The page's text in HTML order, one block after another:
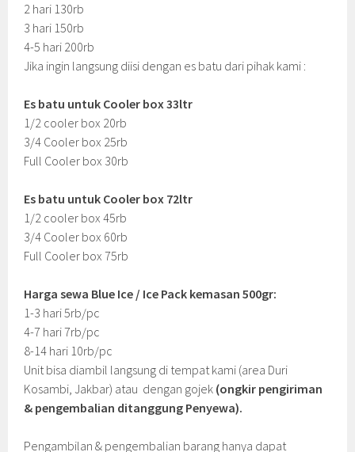
2 hari 130rb
3 hari 150rb
4-5 hari 200rb
Jika ingin langsung diisi dengan es batu dari pihak kami :
Es batu untuk Cooler box 33ltr
1/2 cooler box 20rb
3/4 Cooler box 25rb
Full Cooler box 30rb
Es batu untuk Cooler box 72ltr
1/2 cooler box 45rb
3/4 Cooler box 60rb
Full Cooler box 75rb
Harga sewa Blue Ice / Ice Pack kemasan 500gr:
1-3 hari 5rb/pc
4-7 hari 7rb/pc
8-14 hari 10rb/pc
Unit bisa diambil langsung di tempat kami (area Duri
Kosambi, Jakbar) atau dengan gojek (ongkir pengiriman
& pengembalian ditanggung Penyewa).
Pengambilan & pengembalian barang hanya dapat